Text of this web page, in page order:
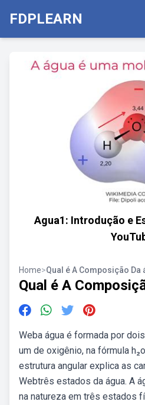
FDPLEARN
Agua1: Introdução e
Home>Qual é A Composição Da
Qual é A
Weba água é formada por
um de oxigênio, na fórmula
estrutura angular explica as
Webtrês estados da água. A
na natureza em três estados